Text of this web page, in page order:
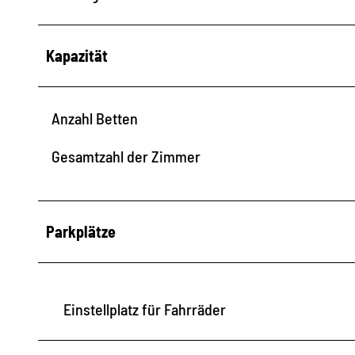
Kapazität
Anzahl Betten
Gesamtzahl der Zimmer
Parkplätze
Einstellplatz für Fahrräder